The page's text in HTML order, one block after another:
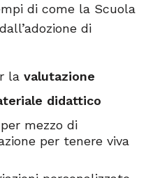
di come la Scuola
di
la valutazione
didattico
mezzo di
per tenere viva